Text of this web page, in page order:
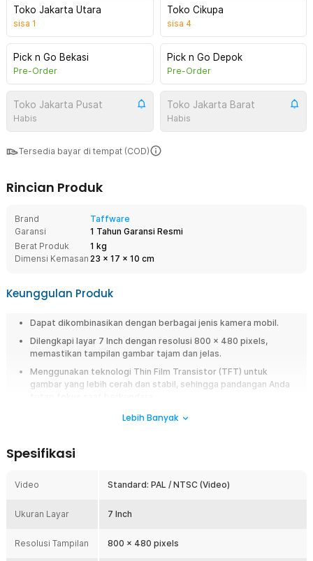
Toko Jakarta Utara
sisa 1
Toko Cikupa
sisa 4
Pick n Go Bekasi
Pre-Order
Pick n Go Depok
Pre-Order
Toko Jakarta Pusat
Habis
Toko Jakarta Barat
Habis
Tersedia bayar di tempat (COD)
Rincian Produk
Brand
Taffware
Garansi
1 Tahun Garansi Resmi
Berat Produk
1 kg
Dimensi Kemasan 23 x 17 x 10 cm
Keunggulan Produk
Dapat dikombinasikan dengan berbagai jenis kamera mobil.
Dilengkapi layar 7 Inch dengan resolusi 800 x 480 pixels,
memastikan tampilan gambar tajam dan jelas.
Menggunakan teknologi Thin Film Transistor (TFT) untuk
gambar yang lebih cerah dan stabil, sehingga pandangan Anda
Pengaturan jadi lebih mudah dengan remot control untuk
Dilengkapi bracket yang bisa digerakkan hingga 120° untuk
digunakan.
Overview
dengan resolusi gambar tinggi. Layar monitor mobil inilah solusi tepat
Lebih Banyak
Spesifikasi
Video Standard: PAL / NTSC (Video)
Ukuran Layar 7 Inch
Resolusi Tampilan 800 x 480 pixels